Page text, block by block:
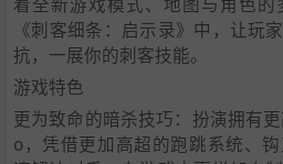
《刺客细条：启示录》中，让玩
抗，一展你的刺客技能。
游戏特色
更为致命的暗杀技巧：扮演拥有
o，凭借更加高超的跑跳系统、